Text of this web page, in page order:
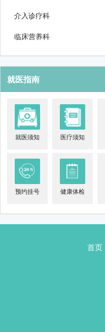
介入诊疗科
临床营养科
就医指南
就医须知 医疗须知
预约挂号 健康体检
首页